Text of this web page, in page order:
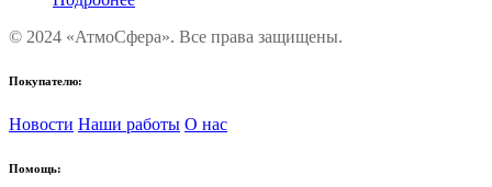
© 2024 «АтмоСфера». Все права защищены.
Покупателю:
Новости Наши работы О нас
Помощь: